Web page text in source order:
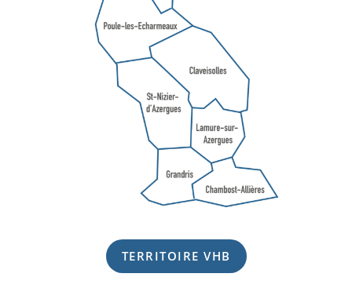
TERRITOIRE VHB